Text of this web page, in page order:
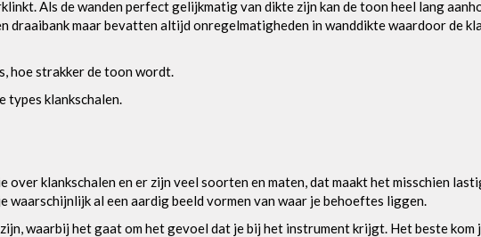
Als de wanden perfect gelijkmatig van dikte zijn kan de toon heel lang
draaibank maar bevatten altijd onregelmatigheden in wanddikte waardoor de
hoe strakker de toon wordt.
types klankschalen.
over klankschalen en er zijn veel soorten en maten, dat maakt het misschien
waarschijnlijk al een aardig beeld vormen van waar je behoeftes liggen.
waarbij het gaat om het gevoel dat je bij het instrument krijgt. Het beste kom